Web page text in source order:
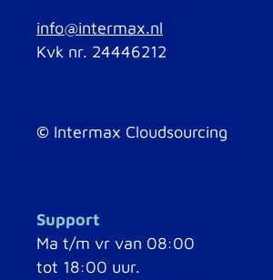
info@intermax.nl
Kvk nr. 24446212
© Intermax Cloudsourcing
Support
Ma t/m vr van 08:00
tot 18:00 uur.